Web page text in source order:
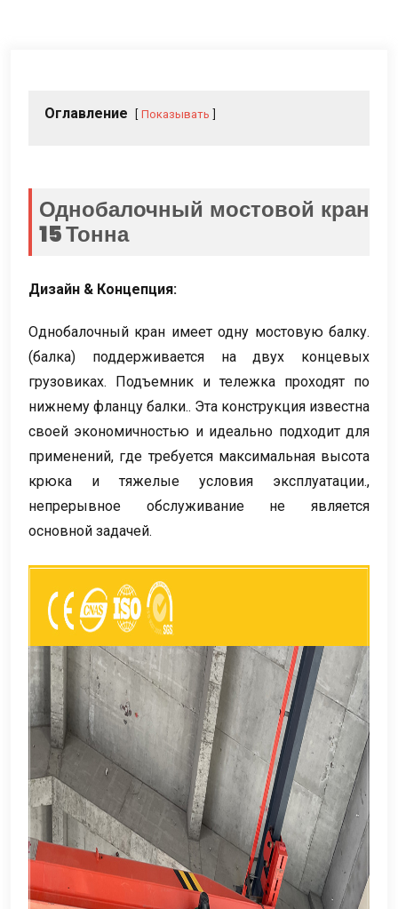
Оглавление Показывать
Однобалочный мостовой кран
15 Тонна
Дизайн & Концепция:
Однобалочный кран имеет одну мостовую балку.
(балка) поддерживается на двух концевых
грузовиках. Подъемник и тележка проходят по
нижнему фланцу балки.. Эта конструкция известна
своей экономичностью и идеально подходит для
применений, где требуется максимальная высота
крюка и тяжелые условия эксплуатации.,
непрерывное обслуживание не является
основной задачей.